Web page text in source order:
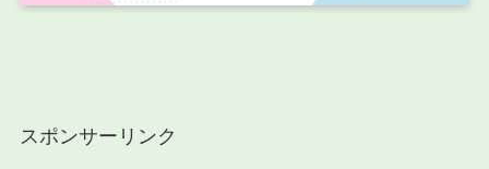
スポンサーリンク